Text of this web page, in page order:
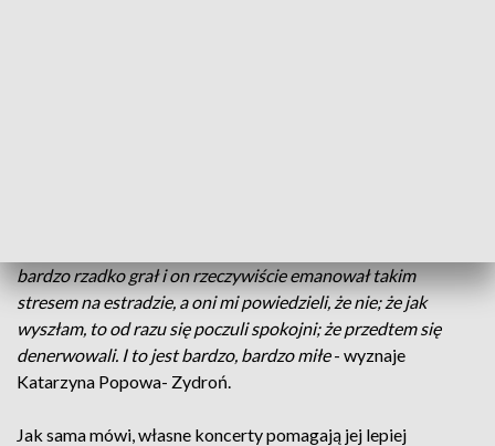
bardzo rzadko grał i on rzeczywiście emanował takim
stresem na estradzie, a oni mi powiedzieli, że nie; że jak
wyszłam, to od razu się poczuli spokojni; że przedtem się
denerwowali. I to jest bardzo, bardzo miłe- wyznaje
Katarzyna Popowa- Zydroń.
Jak sama mówi, własne koncerty pomagają jej lepiej